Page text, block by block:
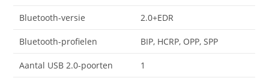
Bluetooth-versie 2.0+EDR
Bluetooth-profielen BIP, HCRP, OPP, SPP
Aantal USB 2.0-poorten 1